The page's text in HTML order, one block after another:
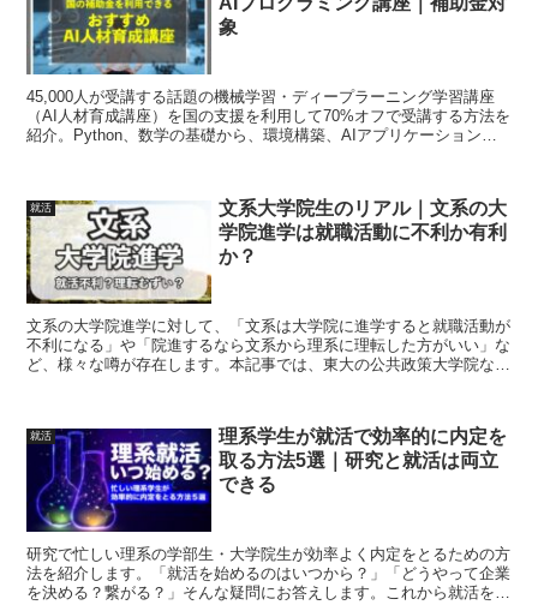
象
45,000人が受講する話題の機械学習・ディープラーニング学習講座
（AI人材育成講座）を国の支援を利用して70%オフで受講する方法を
紹介。Python、数学の基礎から、環境構築、AIアプリケーション開
就活
文系大学院生のリアル｜文系の大
学院進学は就職活動に不利か有利
か？
文系の大学院進学に対して、「文系は大学院に進学すると就職活動が
不利になる」や「院進するなら文系から理系に理転した方がいい」な
ど、様々な噂が存在します。本記事では、東大の公共政策大学院な
就活
理系学生が就活で効率的に内定を
取る方法5選｜研究と就活は両立
できる
研究で忙しい理系の学部生・大学院生が効率よく内定をとるための方
法を紹介します。「就活を始めるのはいつから？」「どうやって企業
を決める？繋がる？」そんな疑問にお答えします。これから就活をす